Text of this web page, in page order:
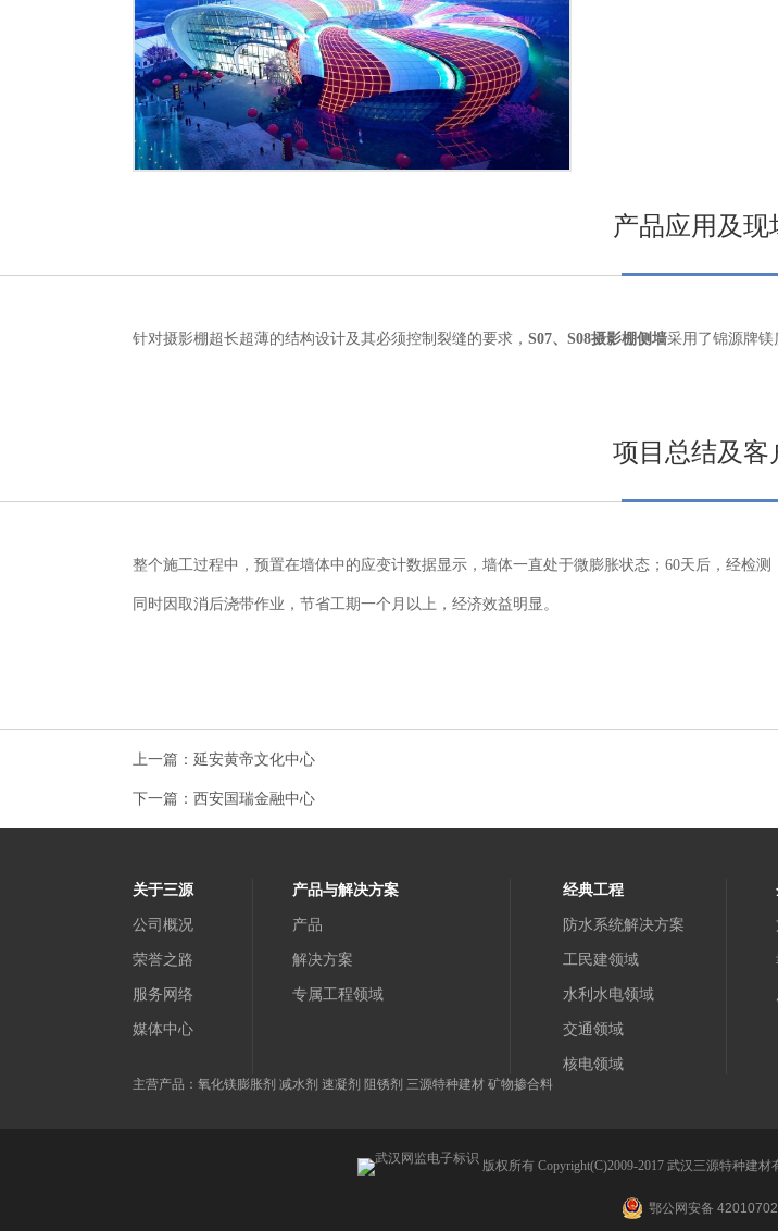
产品应用及现
针对摄影棚超长超薄的结构设计及其必须控制裂缝的要求， S07、S08摄影棚侧墙采用了锦源牌镁
项目总结及客
整个施工过程中，预置在墙体中的应变计数据显示，墙体一直处于微膨胀状态； 60天后，经检测
同时因取消后浇带作业，节省工期一个月以上，经济效益明显。
上一篇： 延安黄帝文化中心
下一篇： 西安国瑞金融中心
关于三源
公司概况
荣誉之路
服务网络
媒体中心
产品与解决方案
产品
解决方案
专属工程领域
经典工程
防水系统解决方案
工民建领域
水利水电领域
交通领域
核电领域
主营产品：氧化镁膨胀剂 减水剂 速凝剂 阻锈剂 三源特种建材 矿物掺合料
版权所有 Copyright(C)2009-2017 武汉三源特种
鄂公网安备